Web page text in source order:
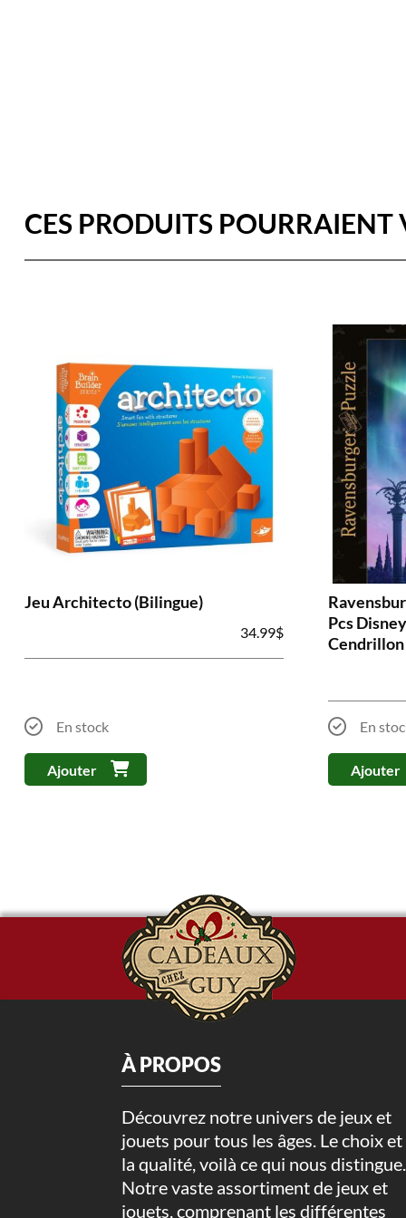
CES PRODUITS POURRAIENT
Jeu Architecto (Bilingue)
34.99$
En stock
Ajouter
Pcs
Cendrillon
En
Ajouter
À PROPOS
Découvrez notre univers de jeux et
jouets pour tous les âges. Le choix et
la qualité, voilà ce qui nous distingue.
Notre vaste assortiment de jeux et
jouets, comprenant les différentes